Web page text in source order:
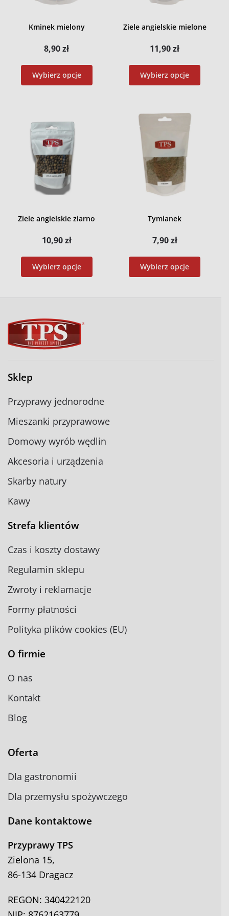
Kminek mielony
8,90zł
Wybierz opcje
Ziele angielskie mielone
11,90zł
Wybierz opcje
Ziele angielskie ziarno
10,90zł
Wybierz opcje
Tymianek
7,90zł
Wybierz opcje
Sklep
Przyprawy jednorodne
Mieszanki przyprawowe
Domowy wyrób wędlin
Akcesoria i urządzenia
Skarby natury
Kawy
Strefa klientów
Czas i koszty dostawy
Regulamin sklepu
Zwroty i reklamacje
Formy płatności
Polityka plików cookies (EU)
O firmie
O nas
Kontakt
Blog
Oferta
Dla gastronomii
Dla przemysłu spożywczego
Dane kontaktowe
Przyprawy TPS
Zielona 15,
86-134 Dragacz
REGON: 340422120